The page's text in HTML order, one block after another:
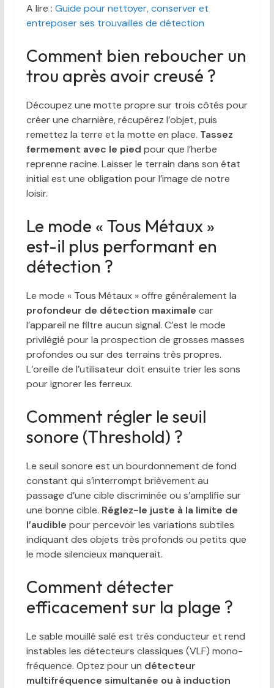
A lire : Guide pour nettoyer, conserver et
entreposer ses trouvailles de détection
Comment bien reboucher un
trou après avoir creusé ?
Découpez une motte propre sur trois côtés pour
créer une charnière, récupérez l’objet, puis
remettez la terre et la motte en place. Tassez
fermement avec le pied pour que l’herbe
reprenne racine. Laisser le terrain dans son état
initial est une obligation pour l’image de notre
loisir.
Le mode « Tous Métaux »
est-il plus performant en
détection ?
Le mode « Tous Métaux » offre généralement la
profondeur de détection maximale car
l’appareil ne filtre aucun signal. C’est le mode
privilégié pour la prospection de grosses masses
profondes ou sur des terrains très propres.
L’oreille de l’utilisateur doit ensuite trier les sons
pour ignorer les ferreux.
Comment régler le seuil
sonore (Threshold) ?
Le seuil sonore est un bourdonnement de fond
constant qui s’interrompt brièvement au
passage d’une cible discriminée ou s’amplifie sur
une bonne cible. Réglez-le juste à la limite de
l’audible pour percevoir les variations subtiles
indiquant des objets très profonds ou petits que
le mode silencieux manquerait.
Comment détecter
efficacement sur la plage ?
Le sable mouillé salé est très conducteur et rend
instables les détecteurs classiques (VLF) mono-
fréquence. Optez pour un détecteur
multifréquence simultanée ou à induction